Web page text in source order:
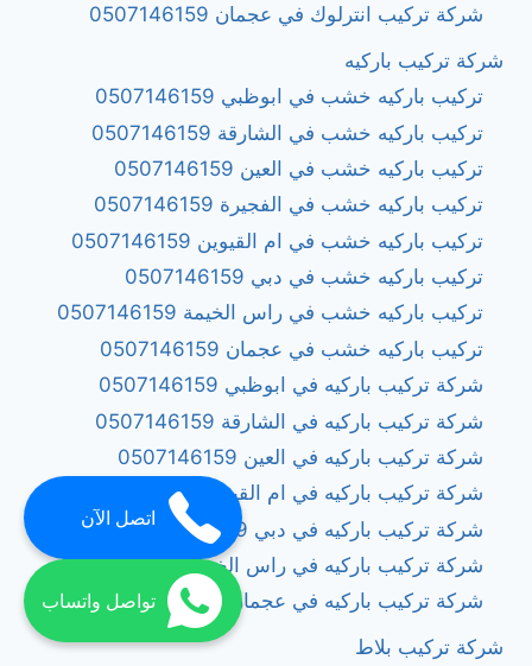
شركة تركيب انترلوك في عجمان 0507146159
شركة تركيب باركيه
تركيب باركيه خشب في ابوظبي 0507146159
تركيب باركيه خشب في الشارقة 0507146159
تركيب باركيه خشب في العين 0507146159
تركيب باركيه خشب في الفجيرة 0507146159
تركيب باركيه خشب في ام القيوين 0507146159
تركيب باركيه خشب في دبي 0507146159
تركيب باركيه خشب في راس الخيمة 0507146159
تركيب باركيه خشب في عجمان 0507146159
شركة تركيب باركيه في ابوظبي 0507146159
شركة تركيب باركيه في الشارقة 0507146159
شركة تركيب باركيه في العين 0507146159
شركة تركيب باركيه في ام القيوين 0507146159
شركة تركيب باركيه في دبي 0507146159
شركة تركيب باركيه في راس الخيمة 0507146159
شركة تركيب باركيه في عجمان 0507146159
شركة تركيب بلاط
اتصل الآن
تواصل واتساب